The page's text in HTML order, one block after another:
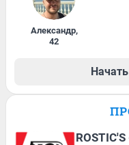
Александр,
42